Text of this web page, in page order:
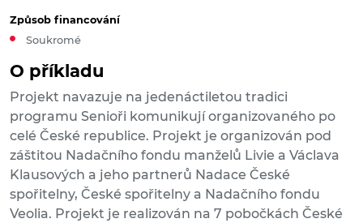
O příkladu
Projekt navazuje na jedenáctiletou tradici
programu Senioři komunikují organizovaného po
celé České republice. Projekt je organizován pod
záštitou Nadačního fondu manželů Livie a Václava
Klausových a jeho partnerů Nadace České
spořitelny, České spořitelny a Nadačního fondu
Veolia. Projekt je realizován na 7 pobočkách České
Způsob financování
Soukromé